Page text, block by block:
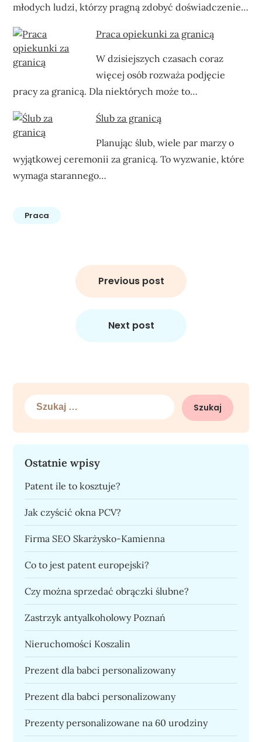
młodych ludzi, którzy pragną zdobyć doświadczenie…
Praca opiekunki za granicą
W dzisiejszych czasach coraz
więcej osób rozważa podjęcie
pracy za granicą. Dla niektórych może to…
Ślub za granicą
Planując ślub, wiele par marzy o
wyjątkowej ceremonii za granicą. To wyzwanie, które
wymaga starannego…
Praca
Previous post
Next post
Szukaj:
Ostatnie wpisy
Patent ile to kosztuje?
Jak czyścić okna PCV?
Firma SEO Skarżysko-Kamienna
Co to jest patent europejski?
Czy można sprzedać obrączki ślubne?
Zastrzyk antyalkoholowy Poznań
Nieruchomości Koszalin
Prezent dla babci personalizowany
Prezent dla babci personalizowany
Prezenty personalizowane na 60 urodziny